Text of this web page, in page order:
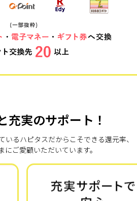
充実のサポート！
るハピタスだからこそできる還元率、
ご愛顧いただいています。